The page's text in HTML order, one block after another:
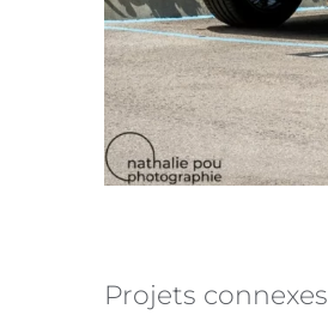
Projets connexes